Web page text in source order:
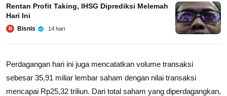
Rentan Profit Taking, IHSG Diprediksi Melemah
Hari Ini
B Bisnis 14 hari
Perdagangan hari ini juga mencatatkan volume transaksi
sebesar 35,91 miliar lembar saham dengan nilai transaksi
mencapai Rp25,32 triliun. Dari total saham yang diperdagangkan,